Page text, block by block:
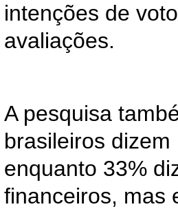
intenções de
avaliações.
A pesquisa
brasileiros
enquanto 33%
financeiros, mas